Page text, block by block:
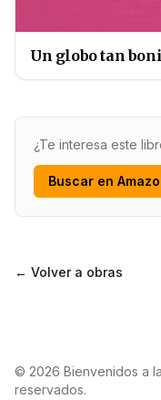
Un globo tan
¿Te interesa este
Buscar en
← Volver a obras
© 2026 Bienvenidos a
reservados.